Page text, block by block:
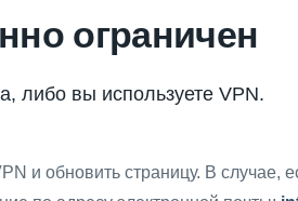
ограничен
либо вы используете VPN.
и обновить страницу. В случае,